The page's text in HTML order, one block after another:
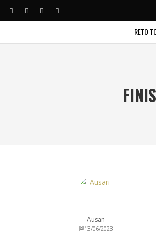
RETO
Ausan
🏁13/06/2023